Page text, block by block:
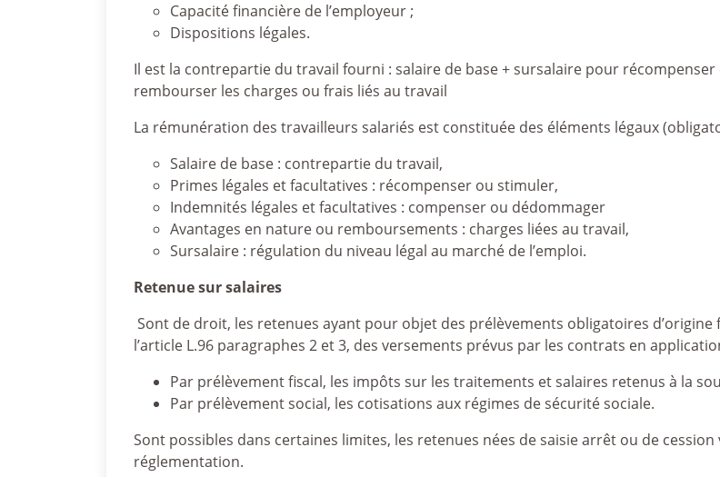
Capacité financière de l’employeur ;
Dispositions légales.
Il est la contrepartie du travail fourni : salaire de base + sursalaire pour
rembourser les charges ou frais liés au travail
La rémunération des travailleurs salariés est constituée des éléments légaux
Salaire de base : contrepartie du travail,
Primes légales et facultatives : récompenser ou stimuler,
Indemnités légales et facultatives : compenser ou dédommager
Avantages en nature ou remboursements : charges liées au travail,
Sursalaire : régulation du niveau légal au marché de l’emploi.
Retenue sur salaires
Sont de droit, les retenues ayant pour objet des prélèvements obligatoires
l’article L.96 paragraphes 2 et 3, des versements prévus par les contrats en
Par prélèvement fiscal, les impôts sur les traitements et salaires retenus à la
Par prélèvement social, les cotisations aux régimes de sécurité sociale.
Sont possibles dans certaines limites, les retenues nées de saisie arrêt ou de
réglementation.